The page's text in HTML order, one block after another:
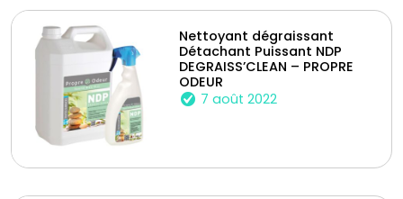
Nettoyant dégraissant
Détachant Puissant NDP
DEGRAISS’CLEAN – PROPRE
ODEUR
7 août 2022